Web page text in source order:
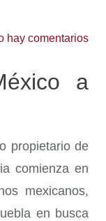
hay comentarios
a
propietario de
comienza en
mexicanos,
en busca